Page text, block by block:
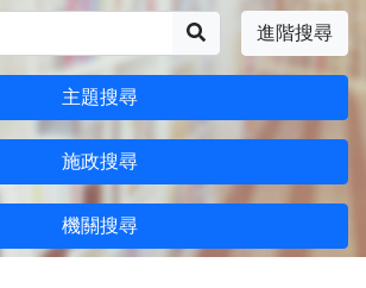
進階搜尋
主題搜尋
施政搜尋
機關搜尋